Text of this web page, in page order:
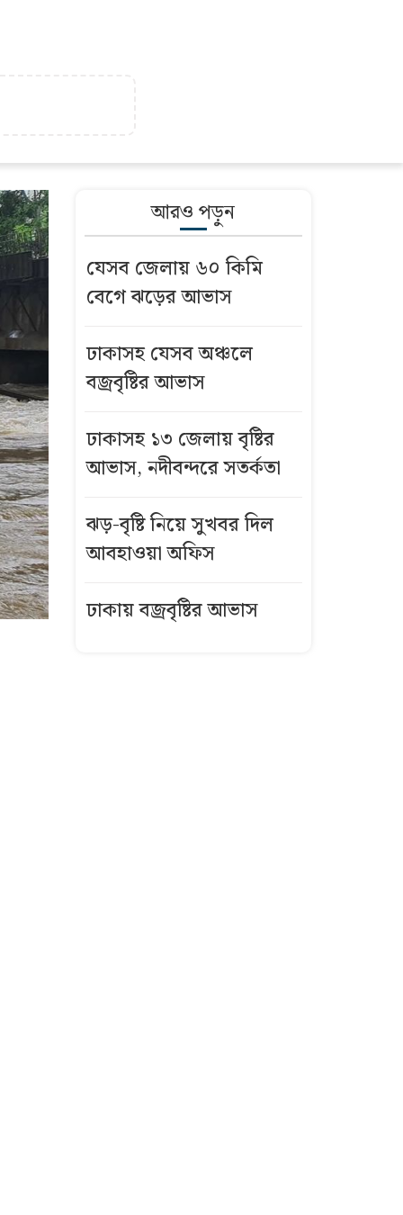
আরও পড়ুন
যেসব জেলায় ৬০ কিমি
বেগে ঝড়ের আভাস
ঢাকাসহ যেসব অঞ্চলে
বজ্রবৃষ্টির আভাস
ঢাকাসহ ১৩ জেলায় বৃষ্টির
আভাস, নদীবন্দরে সতর্কতা
ঝড়-বৃষ্টি নিয়ে সুখবর দিল
আবহাওয়া অফিস
ঢাকায় বজ্রবৃষ্টির আভাস